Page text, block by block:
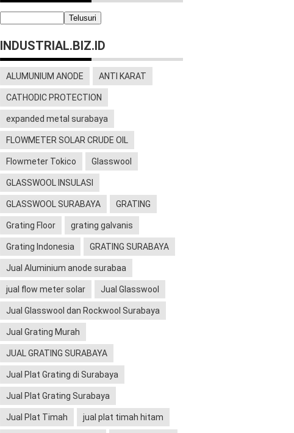
INDUSTRIAL.BIZ.ID
ALUMUNIUM ANODE ANTI KARAT
CATHODIC PROTECTION
expanded metal surabaya
FLOWMETER SOLAR CRUDE OIL
Flowmeter Tokico Glasswool
GLASSWOOL INSULASI
GLASSWOOL SURABAYA GRATING
Grating Floor grating galvanis
Grating Indonesia GRATING SURABAYA
Jual Aluminium anode surabaa
jual flow meter solar Jual Glasswool
Jual Glasswool dan Rockwool Surabaya
Jual Grating Murah
JUAL GRATING SURABAYA
Jual Plat Grating di Surabaya
Jual Plat Grating Surabaya
Jual Plat Timah jual plat timah hitam